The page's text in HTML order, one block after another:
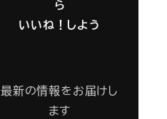
ら
いいね！しよう
最新の情報をお届けし
ます